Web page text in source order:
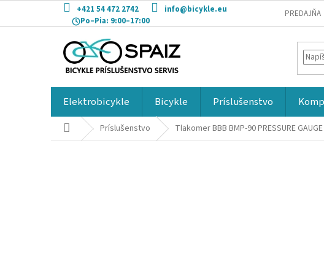
obsah
+421 54 472 2742
info@bicykle.eu
Po–Pia: 9:00–17:00
PREDAJŇA
Elektrobicykle Bicykle Príslušenstvo
DomovPríslušenstvo Tlakomer BBB BMP-90 PRESSURE GAUGE